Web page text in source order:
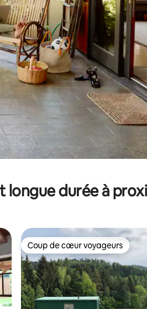
longue durée à
Coup de cœur voyageurs
Coup de cœur voyageurs